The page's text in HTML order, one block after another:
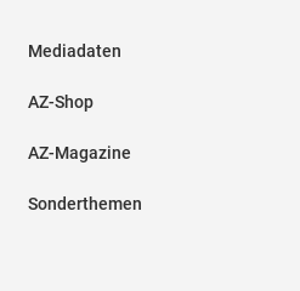
Mediadaten
AZ-Shop
AZ-Magazine
Sonderthemen